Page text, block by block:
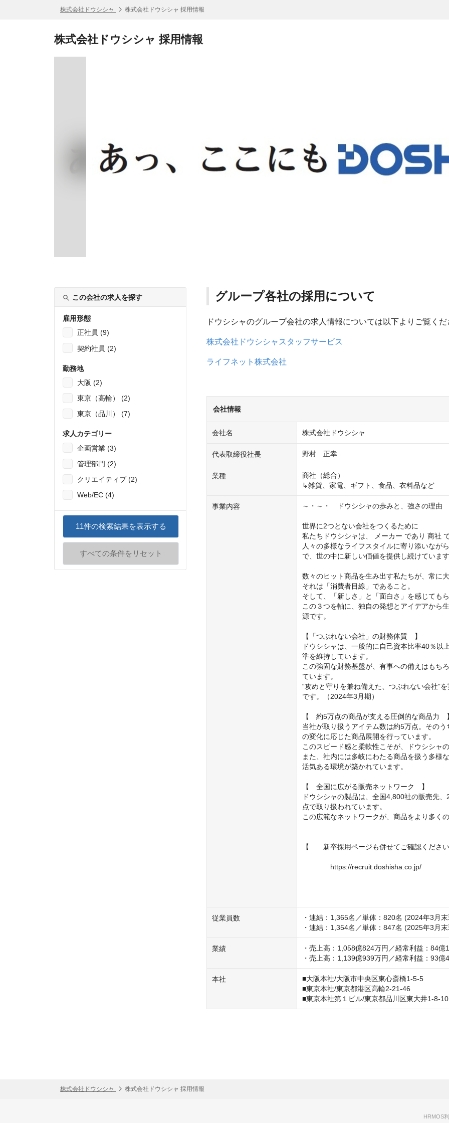
株式会社ドウシシャ 株式会社ドウシシャ 採用情報
株式会社ドウシシャ 採用情報
この会社の求人を探す
雇用形態
正社員 (9)
契約社員 (2)
勤務地
大阪 (2)
東京（高輪） (2)
東京（品川） (7)
求人カテゴリー
企画営業 (3)
管理部門 (2)
クリエイティブ (2)
Web/EC (4)
11件の検索結果を表示する
すべての条件をリセット
グループ各社の採用について
ドウシシャのグループ会社の求人情報については以下よりご覧く
株式会社ドウシシャスタッフサービス
ライフネット株式会社
会社情報
会社名 株式会社ドウシシャ
代表取締役社長 野村　正幸
業種
商社（総合）
事業内容 ～・～・　ドウシシャの歩みと、強さの理由
世界に2つとない会社をつくるために
私たちドウシシャは、 メーカー であり 商社
人々の多様なライフスタイルに寄り添いなが
で、世の中に新しい価値を提供し続けていま
数々のヒット商品を生み出す私たちが、常に
それは「消費者目線」であること。
そして、「新しさ」と「面白さ」を感じても
この３つを軸に、独自の発想とアイデアから
源です。
【「つぶれない会社」の財務体質　】
ドウシシャは、一般的に自己資本比率40％以
準を維持しています。
この強固な財務基盤が、有事への備えはもち
ています。
“攻めと守りを兼ね備えた、つぶれない会社”
です。（2024年3月期）
【　約5万点の商品が支える圧倒的な商品力　
当社が取り扱うアイテム数は約5万点。その
の変化に応じた商品展開を行っています。
このスピード感と柔軟性こそが、ドウシシャ
また、社内には多岐にわたる商品を扱う多様
活気ある環境が築かれています。
【　全国に広がる販売ネットワーク　】
ドウシシャの製品は、全国4,800社の販売先
点で取り扱われています。
この広範なネットワークが、商品をより多く
【　　新卒採用ページも併せてご確認くださ
https://recruit.doshisha.co.jp/
従業員数
・連結：1,365名／単体：820名 (2024年3月
・連結：1,354名／単体：847名 (2025年3月
業績
・売上高：1,058億824万円／経常利益：84
・売上高：1,139億939万円／経常利益：93
本社
■大阪本社/大阪市中央区東心斎橋1-5-5
■東京本社/東京都港区高輪2-21-46
■東京本社第１ビル/東京都品川区東大井1-8-
株式会社ドウシシャ 株式会社ドウシシャ 採用情報
HRMOS